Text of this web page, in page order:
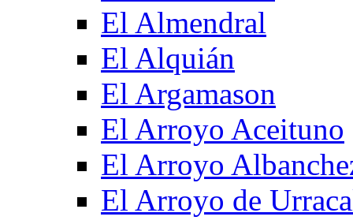
El Almendral
El Alquián
El Argamason
El Arroyo Aceituno
El Arroyo
El Arroyo de